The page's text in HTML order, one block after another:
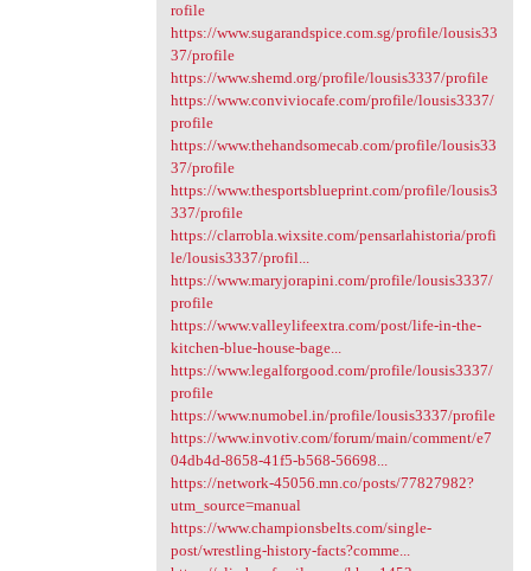
rofile
https://www.sugarandspice.com.sg/profile/lousis33
37/profile
https://www.shemd.org/profile/lousis3337/profile
https://www.conviviocafe.com/profile/lousis3337/
profile
https://www.thehandsomecab.com/profile/lousis33
37/profile
https://www.thesportsblueprint.com/profile/lousis3
337/profile
https://clarrobla.wixsite.com/pensarlahistoria/profi
le/lousis3337/profil...
https://www.maryjorapini.com/profile/lousis3337/
profile
https://www.valleylifeextra.com/post/life-in-the-
kitchen-blue-house-bage...
https://www.legalforgood.com/profile/lousis3337/
profile
https://www.numobel.in/profile/lousis3337/profile
https://www.invotiv.com/forum/main/comment/e7
04db4d-8658-41f5-b568-56698...
https://network-45056.mn.co/posts/77827982?
utm_source=manual
https://www.championsbelts.com/single-
post/wrestling-history-facts?comme...